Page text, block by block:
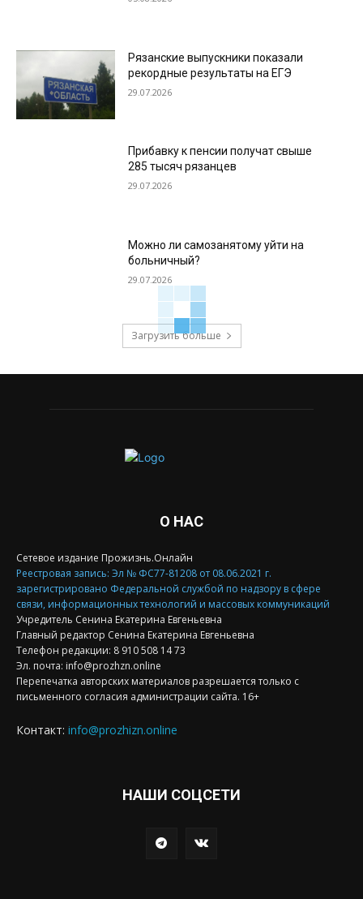
Рязанские выпускники показали
рекордные результаты на ЕГЭ
29.07.2026
Прибавку к пенсии получат свыше
285 тысяч рязанцев
29.07.2026
Можно ли самозанятому уйти на
больничный?
29.07.2026
Загрузить больше
О НАС
Сетевое издание Прожизнь.Онлайн
Реестровая запись: Эл № ФС77-81208 от 08.06.2021 г.
зарегистрировано Федеральной службой по надзору в сфере
связи, информационных технологий и массовых коммуникаций
Учредитель Сенина Екатерина Евгеньевна
Главный редактор Сенина Екатерина Евгеньевна
Телефон редакции: 8 910 508 14 73
Эл. почта: info@prozhzn.online
Перепечатка авторских материалов разрешается только с
письменного согласия администрации сайта. 16+
Контакт: info@prozhizn.online
НАШИ СОЦСЕТИ